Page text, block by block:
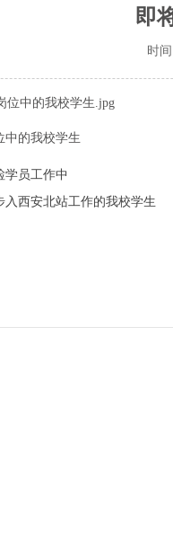
即
时间
中的我校学生
学员工作中
入西安北站工作的我校学生